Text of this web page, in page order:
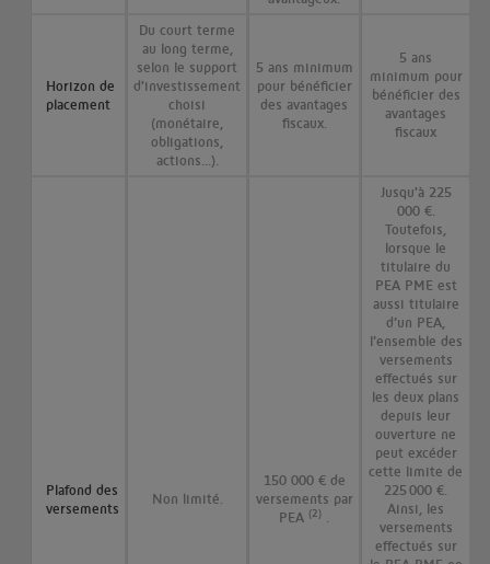
Horizon de
placement
Du court terme
au long terme,
selon le support
d'investissement
choisi
(monétaire,
obligations,
actions...).
5 ans minimum
pour bénéficier
des avantages
fiscaux.
5 ans
minimum pour
bénéficier des
avantages
fiscaux
Plafond des
versements
Non limité.
150 000 € de
versements par
PEA (2) .
Jusqu'à 225
000 €.
Toutefois,
lorsque le
titulaire du
PEA PME est
aussi titulaire
d’un PEA,
l’ensemble des
versements
effectués sur
les deux plans
depuis leur
ouverture ne
peut excéder
cette limite de
225 000 €.
Ainsi, les
versements
effectués sur